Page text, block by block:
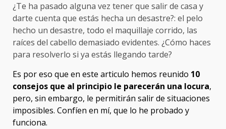
¿Te ha pasado alguna vez tener que salir de casa y
darte cuenta que estás hecha un desastre?: el pelo
hecho un desastre, todo el maquillaje corrido, las
raíces del cabello demasiado evidentes. ¿Cómo haces
para resolverlo si ya estás llegando tarde?
Es por eso que en este articulo hemos reunido 10
consejos que al principio le parecerán una locura,
pero, sin embargo, le permitirán salir de situaciones
imposibles. Confíen en mí, que lo he probado y
funciona.